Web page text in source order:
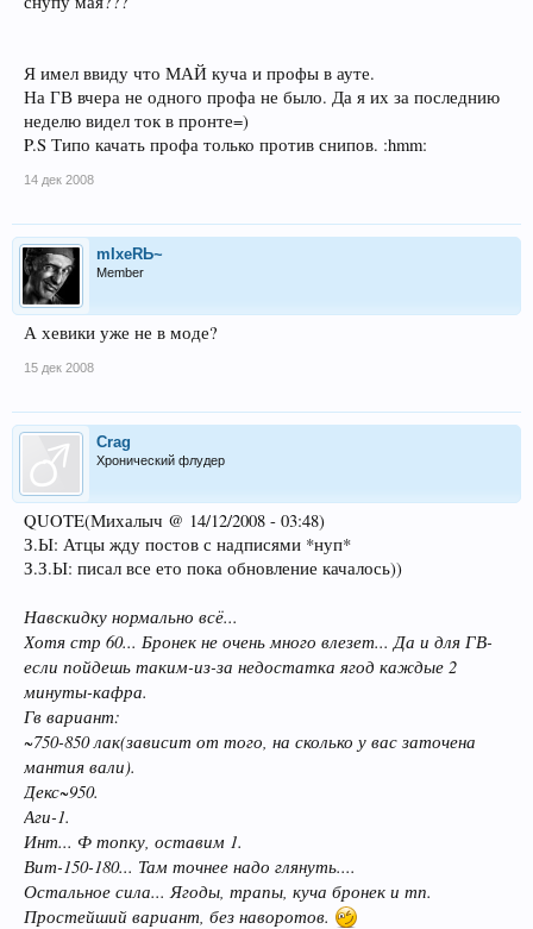
Я имел ввиду что МАЙ куча и профы в ауте.
На ГВ вчера не одного профа не было. Да я их за последнию
неделю видел ток в пронте=)
P.S Типо качать профа только против снипов. :hmm:
14 дек 2008
mIxeRЬ~
Member
А хевики уже не в моде?
15 дек 2008
Crag
Хронический флудер
QUOTE(Михалыч @ 14/12/2008 - 03:48)
З.Ы: Атцы жду постов с надписями *нуп*
З.З.Ы: писал все ето пока обновление качалось))
Навскидку нормально всё...
Хотя стр 60... Бронек не очень много влезет... Да и для ГВ-
если пойдешь таким-из-за недостатка ягод каждые 2
минуты-кафра.
Гв вариант:
~750-850 лак(зависит от того, на сколько у вас заточена
мантия вали).
Декс~950.
Аги-1.
Инт... Ф топку, оставим 1.
Вит-150-180... Там точнее надо глянуть....
Остальное сила... Ягоды, трапы, куча бронек и тп.
Простейший вариант, без наворотов.